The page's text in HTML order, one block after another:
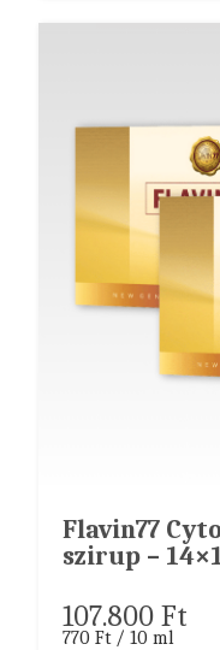
Flavin77
szirup –
107.800Ft
770 Ft / 10 ml